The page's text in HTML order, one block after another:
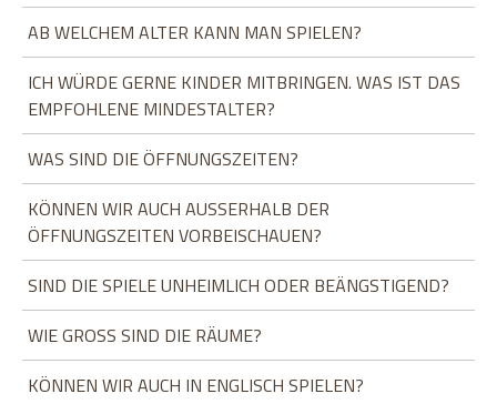
AB WELCHEM ALTER KANN MAN SPIELEN?
ICH WÜRDE GERNE KINDER MITBRINGEN. WAS IST DAS
EMPFOHLENE MINDESTALTER?
WAS SIND DIE ÖFFNUNGSZEITEN?
KÖNNEN WIR AUCH AUSSERHALB DER
ÖFFNUNGSZEITEN VORBEISCHAUEN?
SIND DIE SPIELE UNHEIMLICH ODER BEÄNGSTIGEND?
WIE GROSS SIND DIE RÄUME?
KÖNNEN WIR AUCH IN ENGLISCH SPIELEN?